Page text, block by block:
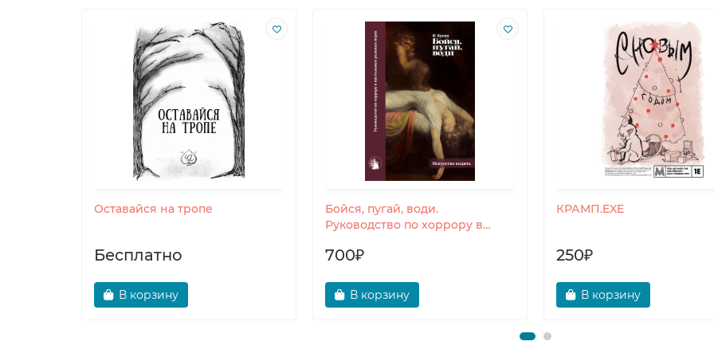
Оставайся на тропе
Бесплатно
В корзину
Бойся, пугай, води.
Руководство по хоррору в
700₽
В корзину
КРАМП.EXE
250₽
В корзину